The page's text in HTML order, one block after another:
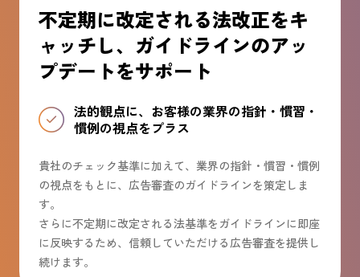
不定期に改定される法改正をキ
ャッチし、ガイドラインのアッ
プデートをサポート
法的観点に、お客様の業界の指針・慣習・
慣例の視点をプラス
貴社のチェック基準に加えて、業界の指針・慣習・慣例
の視点をもとに、広告審査のガイドラインを策定しま
す。
さらに不定期に改定される法基準をガイドラインに即座
に反映するため、信頼していただける広告審査を提供し
続けます。